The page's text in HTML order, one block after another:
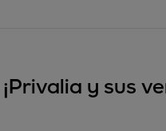
¡Privalia y sus